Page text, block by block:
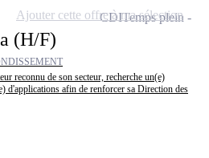
(H/F)
reconnu de son secteur, recherche un(e)
d'applications afin de renforcer sa Direction des
CDITemps plein
Ajouter cette offre à ma sélection